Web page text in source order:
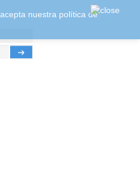
nuestra política de